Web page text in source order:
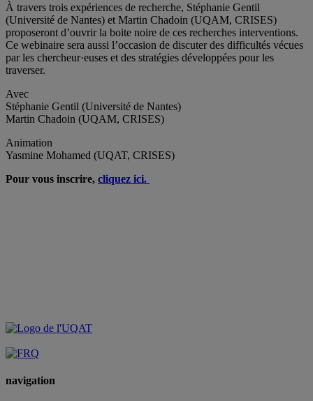
À travers trois expériences de recherche, Stéphanie Gentil
(Université de Nantes) et Martin Chadoin (UQAM, CRISES)
proposeront d’ouvrir la boite noire de ces recherches interventions.
Ce webinaire sera aussi l’occasion de discuter des difficultés vécues
par les chercheur·euses et des stratégies développées pour les
traverser.
Avec
Stéphanie Gentil (Université de Nantes)
Martin Chadoin (UQAM, CRISES)
Animation
Yasmine Mohamed (UQAT, CRISES)
Pour vous inscrire, cliquez ici.
navigation